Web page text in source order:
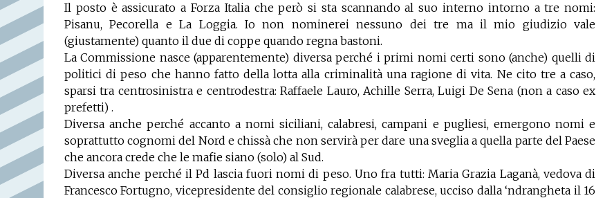
Il posto è assicurato a Forza Italia che però si sta scannando al suo interno intorno a tre nomi:
Pisanu, Pecorella e La Loggia. Io non nominerei nessuno dei tre ma il mio giudizio vale
(giustamente) quanto il due di coppe quando regna bastoni.
La Commissione nasce (apparentemente) diversa perché i primi nomi certi sono (anche) quelli di
politici di peso che hanno fatto della lotta alla criminalità una ragione di vita. Ne cito tre a caso,
sparsi tra centrosinistra e centrodestra: Raffaele Lauro, Achille Serra, Luigi De Sena (non a caso ex
prefetti) .
Diversa anche perché accanto a nomi siciliani, calabresi, campani e pugliesi, emergono nomi e
soprattutto cognomi del Nord e chissà che non servirà per dare una sveglia a quella parte del Paese
che ancora crede che le mafie siano (solo) al Sud.
Diversa anche perché il Pd lascia fuori nomi di peso. Uno fra tutti: Maria Grazia Laganà, vedova di
Francesco Fortugno, vicepresidente del consiglio regionale calabrese, ucciso dalla ‘ndrangheta il 16